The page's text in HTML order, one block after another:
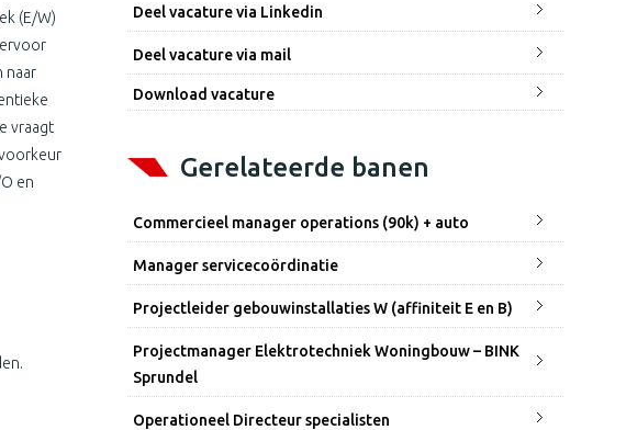
(E/W)
naar
vraagt
en
Deel vacature via Linkedin
Deel vacature via mail
Download vacature
Gerelateerde banen
Commercieel manager operations (90k) + auto
Manager servicecoördinatie
Projectleider gebouwinstallaties W (affiniteit E en B)
Projectmanager Elektrotechniek Woningbouw – BINK
Sprundel
Operationeel Directeur specialisten